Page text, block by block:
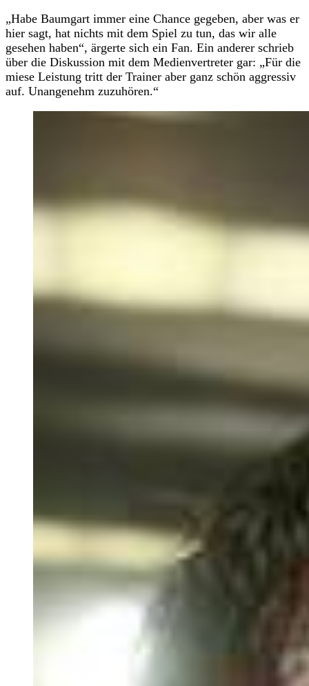
„Habe Baumgart immer eine Chance gegeben, aber was er
hier sagt, hat nichts mit dem Spiel zu tun, das wir alle
gesehen haben“, ärgerte sich ein Fan. Ein anderer schrieb
über die Diskussion mit dem Medienvertreter gar: „Für die
miese Leistung tritt der Trainer aber ganz schön aggressiv
auf. Unangenehm zuzuhören.“